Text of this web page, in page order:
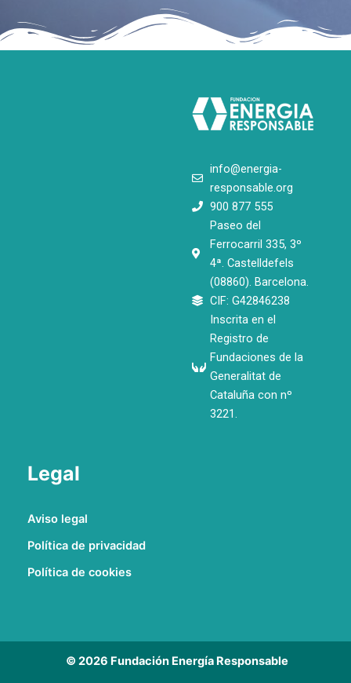
info@energia-
responsable.org
900 877 555
Paseo del
Ferrocarril 335, 3º
4ª. Castelldefels
(08860). Barcelona.
CIF: G42846238
Inscrita en el
Registro de
Fundaciones de la
Generalitat de
Cataluña con nº
3221.
Legal
Aviso legal
Política de privacidad
Política de cookies
© 2026 Fundación Energía Responsable